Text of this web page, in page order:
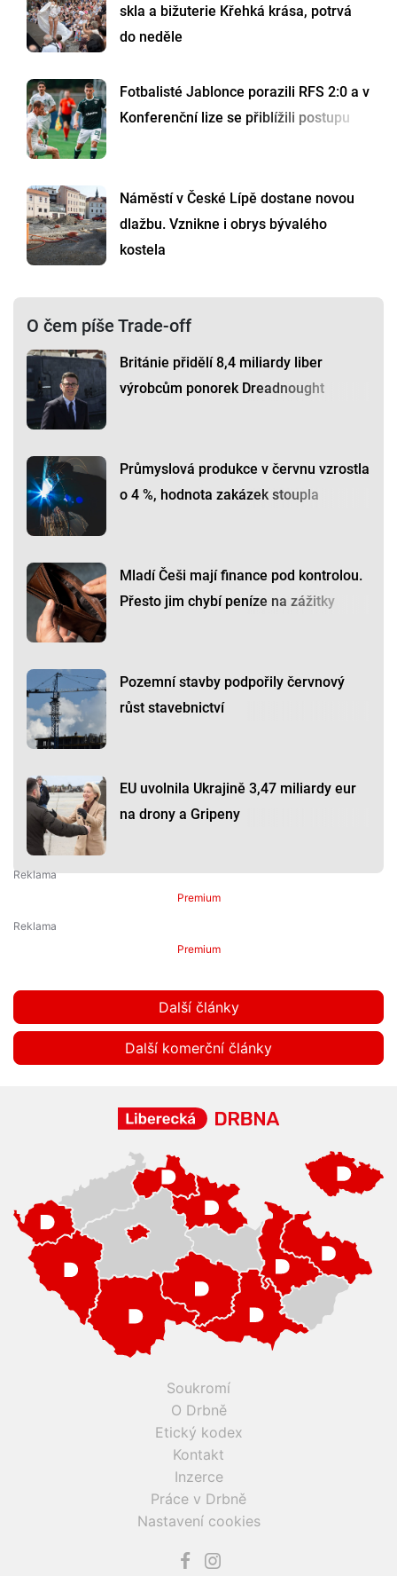
skla a bižuterie Křehká krása, potrvá
do neděle
Fotbalisté Jablonce porazili RFS 2:0 a v
Konferenční lize se přiblížili postupu
Náměstí v České Lípě dostane novou
dlažbu. Vznikne i obrys bývalého
kostela
O čem píše Trade-off
Británie přidělí 8,4 miliardy liber
výrobcům ponorek Dreadnought
Průmyslová produkce v červnu vzrostla
o 4 %, hodnota zakázek stoupla
Mladí Češi mají finance pod kontrolou.
Přesto jim chybí peníze na zážitky
Pozemní stavby podpořily červnový
růst stavebnictví
EU uvolnila Ukrajině 3,47 miliardy eur
na drony a Gripeny
Premium
Premium
Další články
Další komerční články
Soukromí
O Drbně
Etický kodex
Kontakt
Inzerce
Práce v Drbně
Nastavení cookies